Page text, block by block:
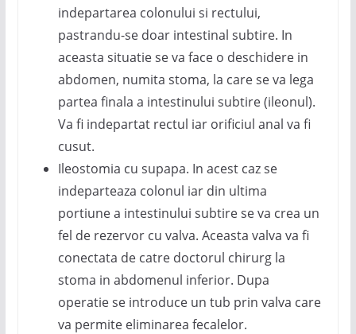
indepartarea colonului si rectului,
pastrandu-se doar intestinal subtire. In
aceasta situatie se va face o deschidere in
abdomen, numita stoma, la care se va lega
partea finala a intestinului subtire (ileonul).
Va fi indepartat rectul iar orificiul anal va fi
cusut.
Ileostomia cu supapa. In acest caz se
indeparteaza colonul iar din ultima
portiune a intestinului subtire se va crea un
fel de rezervor cu valva. Aceasta valva va fi
conectata de catre doctorul chirurg la
stoma in abdomenul inferior. Dupa
operatie se introduce un tub prin valva care
va permite eliminarea fecalelor.